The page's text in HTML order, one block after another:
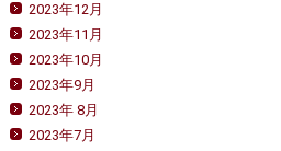
2023年12月
2023年11月
2023年10月
2023年9月
2023年 8月
2023年7月